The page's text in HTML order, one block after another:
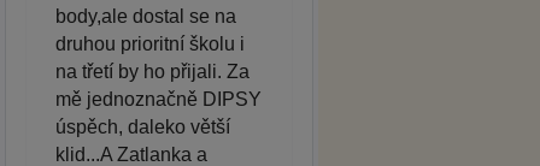
body,ale dostal se na
druhou prioritní školu i
na třetí by ho přijali. Za
mě jednoznačně DIPSY
úspěch, daleko větší
klid...A Zatlanka a